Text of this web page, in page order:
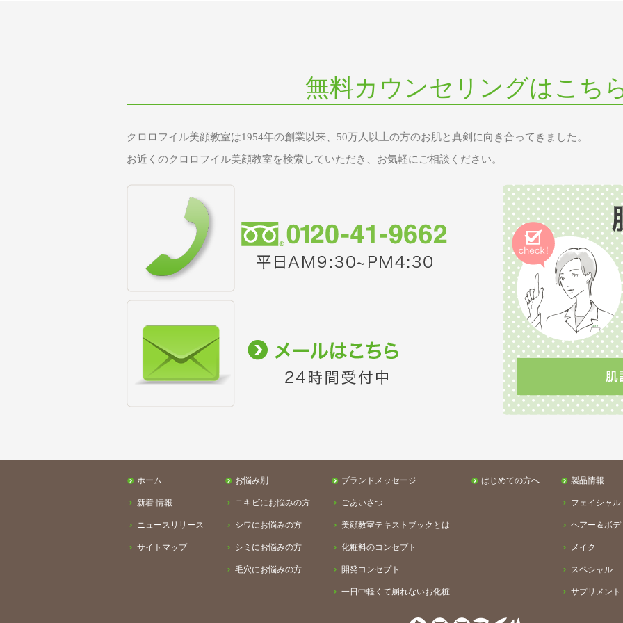
無料カウンセリングはこち
クロロフイル美顔教室は1954年の創業以来、50万人以上の方のお肌と真剣に向き合ってきました。
お近くのクロロフイル美顔教室を検索していただき、お気軽にご相談ください。
ホーム
新着 情報
ニュースリリース
サイトマップ
お悩み別
ニキビにお悩みの方
シワにお悩みの方
シミにお悩みの方
毛穴にお悩みの方
ブランドメッセージ
ごあいさつ
美顔教室テキストブックとは
化粧料のコンセプト
開発コンセプト
一日中軽くて崩れないお化粧
はじめての方へ 製品情報
フェイシャル
ヘアー＆ボデ
メイク
スペシャル
サプリメント